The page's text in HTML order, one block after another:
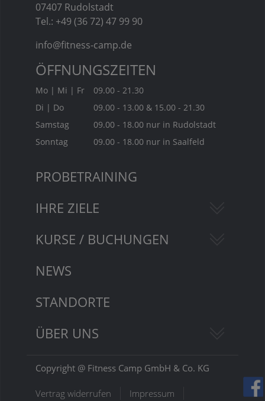
07407 Rudolstadt
Tel.: +49 (36 72) 47 99 90
info@fitness-camp.de
PROBETRAINING
KURSE / BUCHUNGEN
IHRE ZIELE
ÖFFNUNGSZEITEN
Mo | Mi | Fr
09.00 - 21.30
Di | Do
09.00 - 13.00 & 15.00 - 21.30
Samstag
09.00 - 18.00 nur in Rudolstadt
Sonntag
09.00 - 18.00 nur in Saalfeld
NEWS
STANDORTE
ÜBER UNS
Copyright @ Fitness Camp GmbH & Co. KG
Vertrag widerrufen Impressum